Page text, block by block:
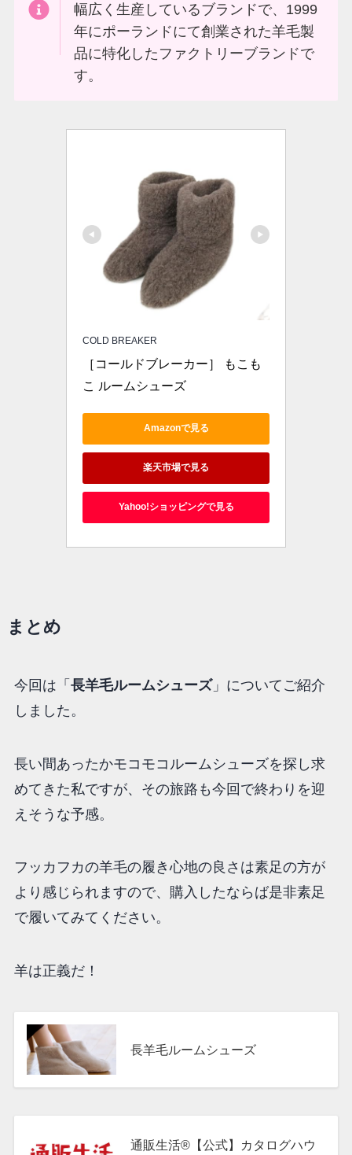
幅広く生産しているブランドで、1999
年にポーランドにて創業された羊毛製
品に特化したファクトリーブランドで
す。
COLD BREAKER
［コールドブレーカー］ もこも
こ ルームシューズ
Amazonで見る
楽天市場で見る
Yahoo!ショッピングで見る
まとめ
今回は「 長羊毛ルームシューズ」についてご紹介
しました。
長い間あったかモコモコルームシューズを探し求
めてきた私ですが、その旅路も今回で終わりを迎
えそうな予感。
フッカフカの羊毛の履き心地の良さは素足の方が
より感じられますので、購入したならば是非素足
で履いてみてください。
羊は正義だ！
長羊毛ルームシューズ
通販生活®【公式】カタログハウ